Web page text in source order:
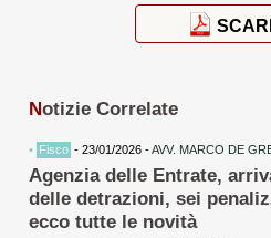
Notizie Correlate
• Fisco - 23/01/2026 -AVV. MARCO DE
Agenzia delle Entrate,
delle detrazioni, sei
ecco tutte le novità